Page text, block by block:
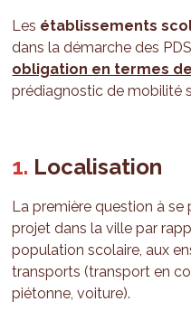
Les établissements
dans la démarche des
obligation en termes
prédiagnostic de mobilité
Localisation
La première question à se
projet dans la ville par
population scolaire, aux
transports (transport en
piétonne, voiture).